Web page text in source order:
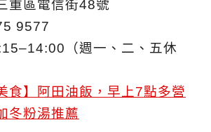
重區電信街48號
9577
（週一、二、五休
食】阿田油飯，早上7點多營
冬粉湯推薦